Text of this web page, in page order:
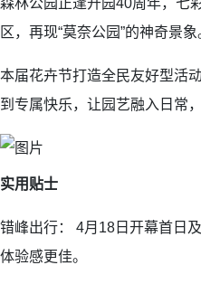
森林公园正逢开园40周年，七
区，再现“莫奈公园”的神奇景象
本届花卉节打造全民友好型活
到专属快乐，让园艺融入日常
实用贴士
错峰出行： 4月18日开幕首日
体验感更佳。